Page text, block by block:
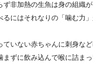
ず非加熱の生魚は身の組織
るにはそれなりの「噛む力
ていない赤ちゃんに刺身な
まずに飲み込んで喉に詰まっ